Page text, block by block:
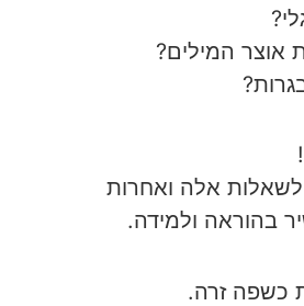
אוצר המילים?
אלה ואחרות
בהוראה ולמידה.
כשפה זרה.